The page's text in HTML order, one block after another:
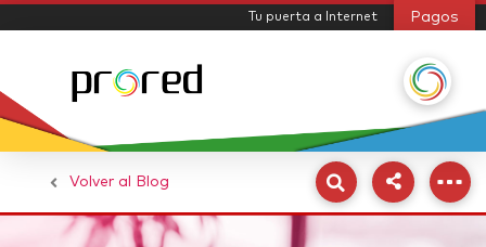
Tu puerta a Internet Pagos
Volver al Blog